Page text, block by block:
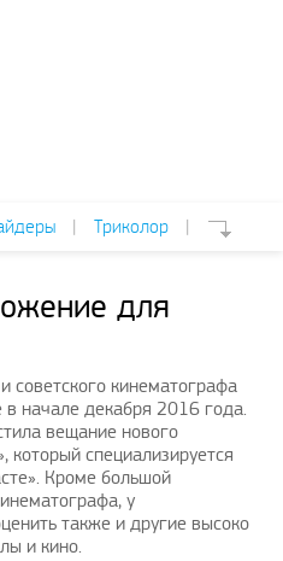
| Триколор |
для
советского кинематографа
в начале декабря 2016 года.
вещание нового
специализируется
Кроме большой
у
также и другие высоко
и кино.